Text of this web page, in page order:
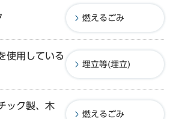
燃えるごみ
使用している
埋立等(埋立)
ック製、木
燃えるごみ